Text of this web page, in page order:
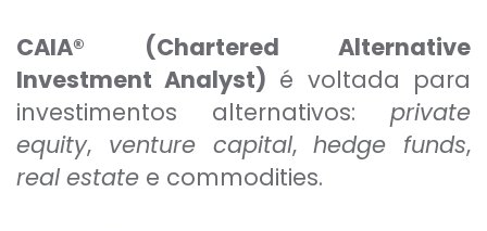
CAIA® (Chartered Alternative
Investment Analyst) é voltada para
investimentos alternativos: private
equity, venture capital,hedge funds,
real estate e commodities.